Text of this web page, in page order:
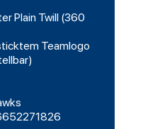
Plain Twill (360
Teamlogo